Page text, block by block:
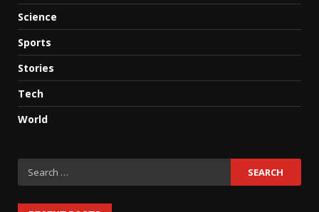
Science
Sports
Stories
Tech
World